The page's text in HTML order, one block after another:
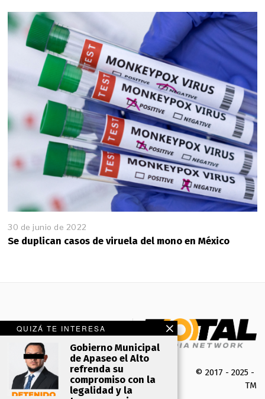
QUIZÁ TE INTERESA
Gobierno Municipal
de Apaseo el Alto
refrenda su
compromiso con la
legalidad y la
30 de junio de 2022
Se duplican casos de viruela del mono en México
© 2017 - 2025 -